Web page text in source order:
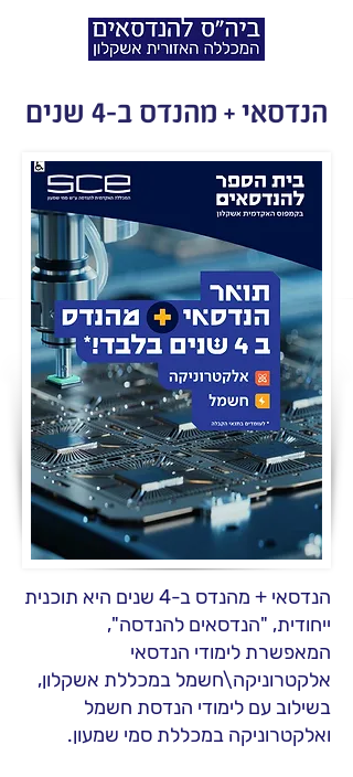
הנדסאי + מהנדס ב-4 שנים
הנדסאי + מהנדס ב-4 שנים היא תוכנית
ייחודית, "הנדסאים להנדסה",
המאפשרת לימודי הנדסאי
אלקטרוניקה\חשמל במכללת אשקלון,
בשילוב עם לימודי הנדסת חשמל
ואלקטרוניקה במכללת סמי שמעון.